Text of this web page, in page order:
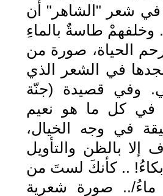
في شعر "الشاهر" أن
وخلفهمْ طاسةٌ بالماءِ
الحياة، صورة من
في الشعر الذي
وفي قصيدة (جنّة
في كل ما هو نعيم
في وجه الخيال،
بالظن والتأويل
بكاءُ! .. كأنكَ لستَ من
.. صورة شعرية